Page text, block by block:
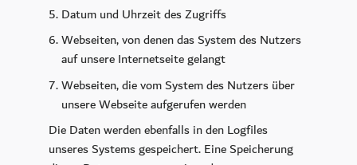
Datum und Uhrzeit des Zugriffs
Webseiten, von denen das System des Nutzers
auf unsere Internetseite gelangt
Webseiten, die vom System des Nutzers über
unsere Webseite aufgerufen werden
Die Daten werden ebenfalls in den Logfiles
unseres Systems gespeichert. Eine Speicherung